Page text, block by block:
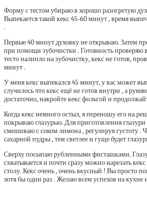
Форму с тестом убираю в хорошо разогретую
Выпекается такой кекс 45-60 минут , время
.
Первые 40 минут духовку не открываю. Затем
при помощи зубочистки . Готовность проверяю в
тесто налипло на зубочистку, кекс не готов,
минут .
У меня кекс выпекался 45 минут, у вас может
случилось что кекс ещё не готов внутри , а
достаточно, накройте кекс фольгой и
Когда кекс немного остыл, я переношу его на
покрываю глазурью. Для приготовления
смешиваю с соком лимона , регулируя густоту .
сахарной пудры , тем светлее и гуще будет
Сверху посыпаю рубленными фисташками.
схватывается и почти сразу можно нарезать
столу. Кекс очень , очень вкусный ! Вы просто
хотя бы один раз . Желаю всем успехов на кухне